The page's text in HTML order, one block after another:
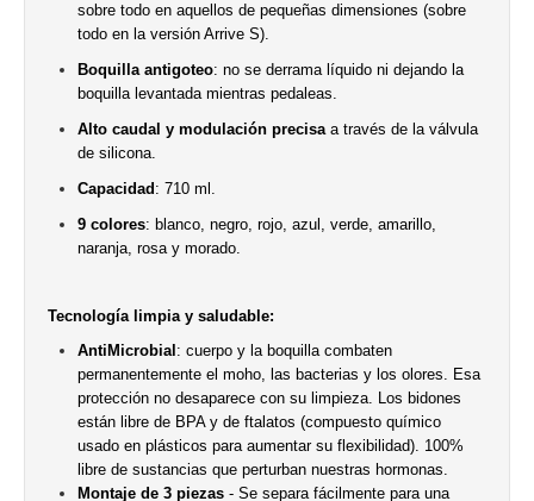
sobre todo en aquellos de pequeñas dimensiones (sobre
todo en la versión Arrive S).
Boquilla antigoteo: no se derrama líquido ni dejando la
boquilla levantada mientras pedaleas.
Alto caudal y modulación precisaa través de la válvula
de silicona.
Capacidad : 710 ml.
9 colores: blanco, negro, rojo, azul, verde, amarillo,
naranja, rosa y morado.
Tecnología limpia y saludable:
AntiMicrobial : cuerpo y la boquilla combaten
permanentemente el moho, las bacterias y los olores. Esa
protección no desaparece con su limpieza. Los bidones
están libre de BPA y de ftalatos (compuesto químico
usado en plásticos para aumentar su flexibilidad). 100%
libre de sustancias que perturban nuestras hormonas.
Montaje de 3 piezas - Se separa fácilmente para una